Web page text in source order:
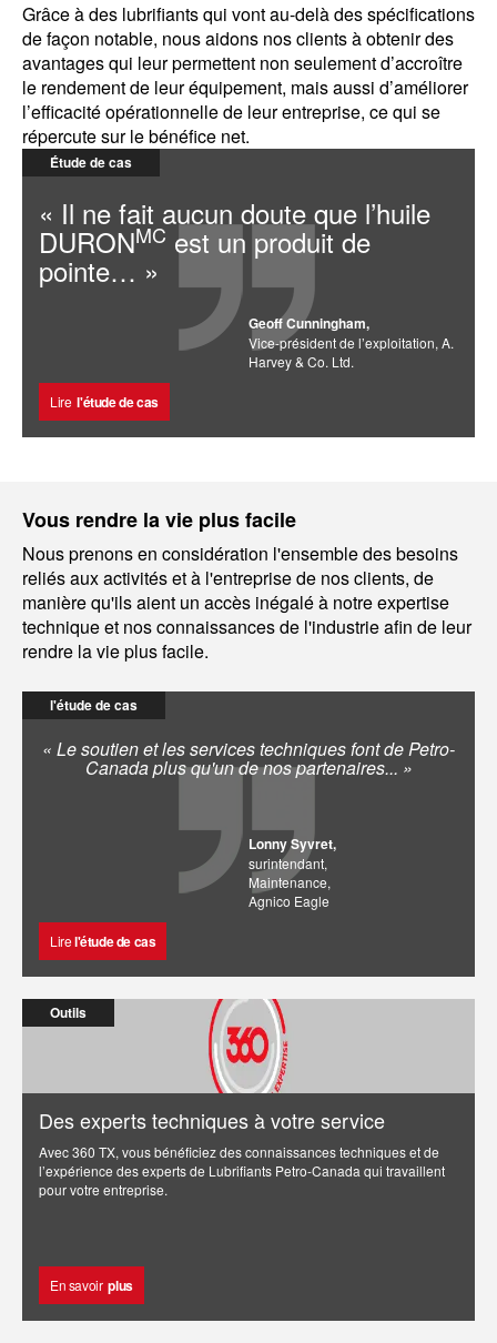
Grâce à des lubrifiants qui vont au-delà des spécifications
de façon notable, nous aidons nos clients à obtenir des
avantages qui leur permettent non seulement d’accroître
le rendement de leur équipement, mais aussi d’améliorer
l’efficacité opérationnelle de leur entreprise, ce qui se
répercute sur le bénéfice net.
Étude de cas
« Il ne fait aucun doute que l’huile
DURONMC est un produit de
pointe… »
Geoff Cunningham,
Vice-président de l’exploitation, A.
Harvey & Co. Ltd.
Lire l'étude de cas
Vous rendre la vie plus facile
Nous prenons en considération l'ensemble des besoins
reliés aux activités et à l'entreprise de nos clients, de
manière qu'ils aient un accès inégalé à notre expertise
technique et nos connaissances de l'industrie afin de leur
rendre la vie plus facile.
l'étude de cas
« Le soutien et les services techniques font de Petro-
Canada plus qu'un de nos partenaires... »
Lonny Syvret,
surintendant,
Maintenance,
Agnico Eagle
Lirel'étude de cas
Outils
Des experts techniques à votre service
Avec 360 TX, vous bénéficiez des connaissances techniques et de
l’expérience des experts de Lubrifiants Petro-Canada qui travaillent
pour votre entreprise.
En savoir plus